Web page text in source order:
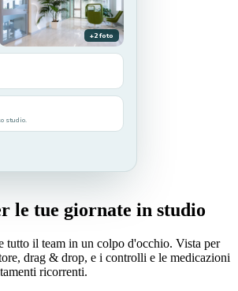
+2 foto
studio.
le tue giornate in studio
tutto il team in un colpo d'occhio. Vista per
drag & drop, e i controlli e le medicazioni
ricorrenti.